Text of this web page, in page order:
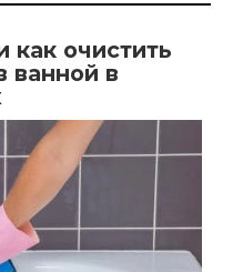
очистить
ванной в